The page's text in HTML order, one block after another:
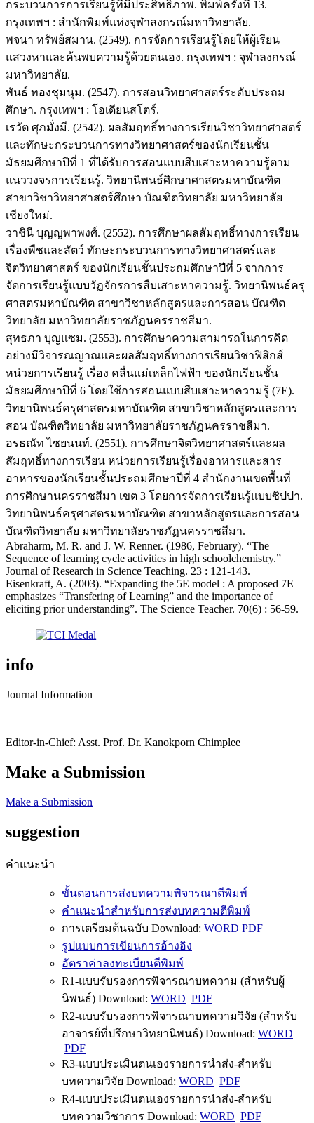
กระบวนการการเรียนรู้ที่มีประสิทธิภาพ. พิมพ์ครั้งที่ 13.
กรุงเทพฯ : สำนักพิมพ์แห่งจุฬาลงกรณ์มหาวิทยาลัย.
พจนา ทรัพย์สมาน. (2549). การจัดการเรียนรู้โดยให้ผู้เรียน
แสวงหาและค้นพบความรู้ด้วยตนเอง. กรุงเทพฯ : จุฬาลงกรณ์
มหาวิทยาลัย.
พันธ์ ทองชุมนุม. (2547). การสอนวิทยาศาสตร์ระดับประถม
ศึกษา. กรุงเทพฯ : โอเดียนสโตร์.
เรวัต ศุภมั่งมี. (2542). ผลสัมฤทธิ์ทางการเรียนวิชาวิทยาศาสตร์
และทักษะกระบวนการทางวิทยาศาสตร์ของนักเรียนชั้น
มัธยมศึกษาปีที่ 1 ที่ได้รับการสอนแบบสืบเสาะหาความรู้ตาม
แนววงจรการเรียนรู้. วิทยานิพนธ์ศึกษาศาสตรมหาบัณฑิต
สาขาวิชาวิทยาศาสตร์ศึกษา บัณฑิตวิทยาลัย มหาวิทยาลัย
เชียงใหม่.
วาชินี บุญญพาพงศ์. (2552). การศึกษาผลสัมฤทธิ์ทางการเรียน
เรื่องพืชและสัตว์ ทักษะกระบวนการทางวิทยาศาสตร์และ
จิตวิทยาศาสตร์ ของนักเรียนชั้นประถมศึกษาปีที่ 5 จากการ
จัดการเรียนรู้แบบวัฏจักรการสืบเสาะหาความรู้. วิทยานิพนธ์ครุ
ศาสตรมหาบัณฑิต สาขาวิชาหลักสูตรและการสอน บัณฑิต
วิทยาลัย มหาวิทยาลัยราชภัฏนครราชสีมา.
สุทธภา บุญแซม. (2553). การศึกษาความสามารถในการคิด
อย่างมีวิจารณญาณและผลสัมฤทธิ์ทางการเรียนวิชาฟิสิกส์
หน่วยการเรียนรู้ เรื่อง คลื่นแม่เหล็กไฟฟ้า ของนักเรียนชั้น
มัธยมศึกษาปีที่ 6 โดยใช้การสอนแบบสืบเสาะหาความรู้ (7E).
วิทยานิพนธ์ครุศาสตรมหาบัณฑิต สาขาวิชาหลักสูตรและการ
สอน บัณฑิตวิทยาลัย มหาวิทยาลัยราชภัฏนครราชสีมา.
อรธณัท ไชยนนท์. (2551). การศึกษาจิตวิทยาศาสตร์และผล
สัมฤทธิ์ทางการเรียน หน่วยการเรียนรู้เรื่องอาหารและสาร
อาหารของนักเรียนชั้นประถมศึกษาปีที่ 4 สำนักงานเขตพื้นที่
การศึกษานครราชสีมา เขต 3 โดยการจัดการเรียนรู้แบบซิปปา.
วิทยานิพนธ์ครุศาสตรมหาบัณฑิต สาขาหลักสูตรและการสอน
บัณฑิตวิทยาลัย มหาวิทยาลัยราชภัฏนครราชสีมา.
Abraharm, M. R. and J. W. Renner. (1986, February). “The
Sequence of learning cycle activities in high schoolchemistry.”
Journal of Research in Science Teaching. 23 : 121-143.
Eisenkraft, A. (2003). “Expanding the 5E model : A proposed 7E
emphasizes “Transfering of Learning” and the importance of
eliciting prior understanding”. The Science Teacher. 70(6) : 56-59.
info
Journal Information
Editor-in-Chief: Asst. Prof. Dr. Kanokporn Chimplee
Make a Submission
Make a Submission
suggestion
คำแนะนำ
ขั้นตอนการส่งบทความพิจารณาตีพิมพ์
คำแนะนำสำหรับการส่งบทความตีพิมพ์
การเตรียมต้นฉบับ Download: WORD PDF
รูปแบบการเขียนการอ้างอิง
อัตราค่าลงทะเบียนตีพิมพ์
R1-แบบรับรองการพิจารณาบทความ (สำหรับผู้
นิพนธ์) Download: WORD PDF
R2-แบบรับรองการพิจารณาบทความวิจัย (สำหรับ
อาจารย์ที่ปรึกษาวิทยานิพนธ์) Download: WORD
PDF
R3-แบบประเมินตนเองรายการนำส่ง-สำหรับ
บทความวิจัย Download: WORD PDF
R4-แบบประเมินตนเองรายการนำส่ง-สำหรับ
บทความวิชาการ Download: WORD PDF